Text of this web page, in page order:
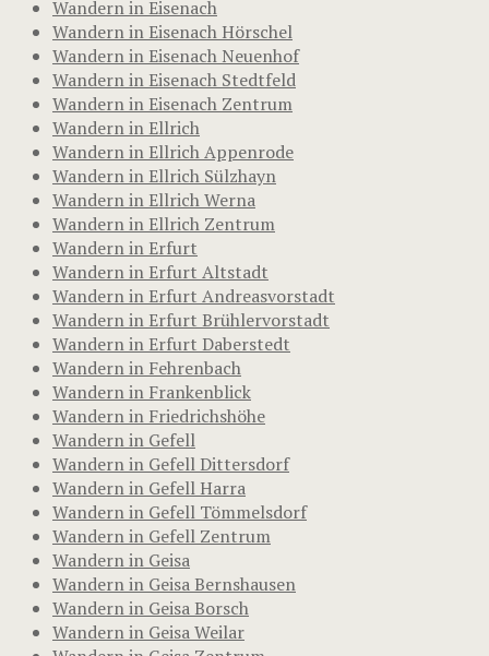
Wandern in Eisenach
Wandern in Eisenach Hörschel
Wandern in Eisenach Neuenhof
Wandern in Eisenach Stedtfeld
Wandern in Eisenach Zentrum
Wandern in Ellrich
Wandern in Ellrich Appenrode
Wandern in Ellrich Sülzhayn
Wandern in Ellrich Werna
Wandern in Ellrich Zentrum
Wandern in Erfurt
Wandern in Erfurt Altstadt
Wandern in Erfurt Andreasvorstadt
Wandern in Erfurt Brühlervorstadt
Wandern in Erfurt Daberstedt
Wandern in Fehrenbach
Wandern in Frankenblick
Wandern in Friedrichshöhe
Wandern in Gefell
Wandern in Gefell Dittersdorf
Wandern in Gefell Harra
Wandern in Gefell Tömmelsdorf
Wandern in Gefell Zentrum
Wandern in Geisa
Wandern in Geisa Bernshausen
Wandern in Geisa Borsch
Wandern in Geisa Weilar